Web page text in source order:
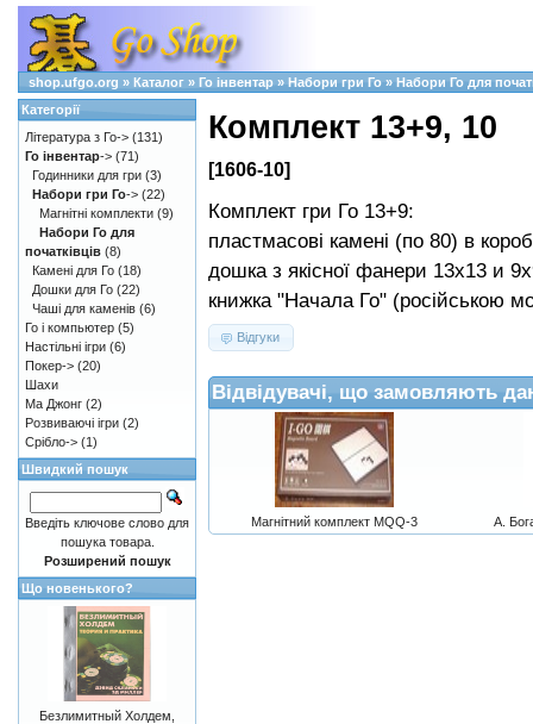
shop.ufgo.org » Каталог » Го інвентар » Набори гри Го » Набори Го для
Комплект 13+9, 10
[1606-10]
Комплект гри Го 13+9:
пластмасові камені (по 80) в
дошка з якісної фанери 13х13 и
книжка "Начала Го" (російською
Відгуки
Відвідувачі, що замовляють
Магнітний комплект MQQ-3 А.
Категорії
Література з Го-> (131)
Го інвентар-> (71)
Годинники для гри (3)
Набори гри Го-> (22)
Магнітні комплекти (9)
Набори Го для
початківців (8)
Камені для Го (18)
Дошки для Го (22)
Чаші для каменів (6)
Го і компьютер (5)
Настільні ігри (6)
Покер-> (20)
Шахи
Ма Джонг (2)
Розвиваючі ігри (2)
Срібло-> (1)
Швидкий пошук
Введіть ключове слово для
пошука товара.
Розширений пошук
Що новенького?
Безлимитный Холдем,